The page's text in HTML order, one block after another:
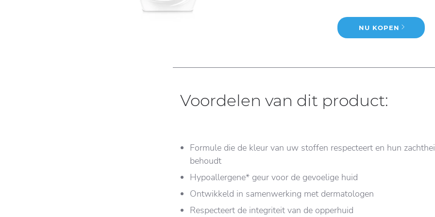
NU KOPEN
Voordelen van dit product:
Formule die de kleur van uw stoffen respecteert en hun
behoudt
Hypoallergene* geur voor de gevoelige huid
Ontwikkeld in samenwerking met dermatologen
Respecteert de integriteit van de opperhuid